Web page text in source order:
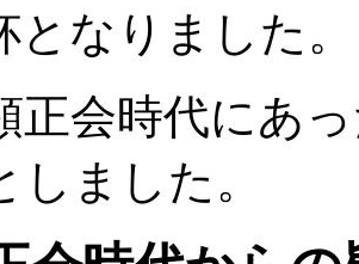
となりました。
正会時代にあ
しました。